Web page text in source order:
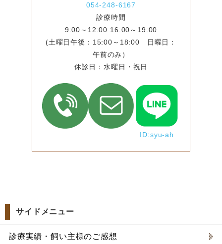
054-248-6167
診療時間
9:00～12:00 16:00～19:00
(土曜日午後：15:00～18:00 日曜日：
午前のみ）
休診日：水曜日・祝日
ID:syu-ah
サイドメニュー
診療実績・飼い主様のご感想